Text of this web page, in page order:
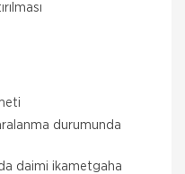
durumunda
daimi ikametgaha